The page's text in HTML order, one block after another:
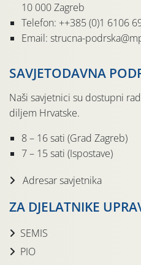
10 000 Zagreb
Telefon: ++385 (0)1 6106
Email: strucna-
SAVJETODAVNA
Naši savjetnici su dostupni
diljem Hrvatske.
8 – 16 sati (Grad Zagreb)
7 – 15 sati (Ispostave)
Adresar savjetnika
ZA DJELATNIKE
SEMIS
PIO